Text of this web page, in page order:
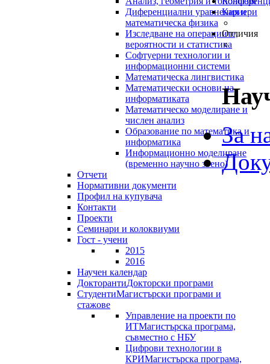
Диференциални уравнения и
математическа физика
Изследване на операциите,
вероятности и статистика
Софтуерни технологии и
информационни системи
Математическа лингвистика
Математически основи на
информатиката
Математическо моделиране и
числен анализ
Образование по математика и
информатика
Информационно моделиране
(временно научно звено)
Отчети
Нормативни документи
Профил на купувача
Контакти
Проекти
Семинари и колоквиуми
Гост - учени
2015
2016
Научен календар
ДокторантиДокторски програми
СтудентиМагистърски програми и
стажове
Управление на проекти по
ИТМагистърска програма,
съвместно с НБУ
Цифрови технологии в
КРИМагистърска програма,
Кариери
Отличия
За